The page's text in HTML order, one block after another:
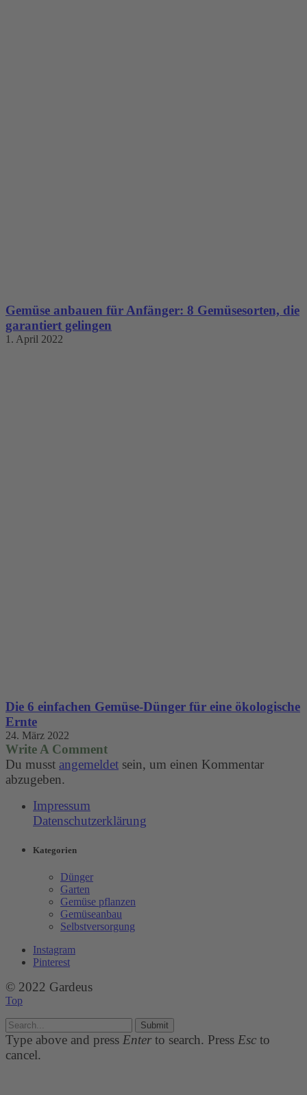
Gemüse anbauen für Anfänger: 8 Gemüsesorten, die
garantiert gelingen
1. April 2022
Die 6 einfachen Gemüse-Dünger für eine ökologische
Ernte
24. März 2022
Write A Comment
Du musst angemeldet sein, um einen Kommentar
abzugeben.
Impressum
Datenschutzerklärung
Kategorien
Dünger
Garten
Gemüse pflanzen
Gemüseanbau
Selbstversorgung
Instagram
Pinterest
© 2022 Gardeus
Top
Submit
Type above and press Enterto search. Press Esc to
cancel.